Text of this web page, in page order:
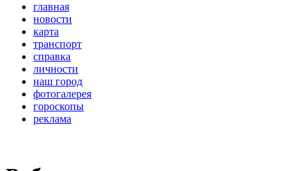
главная
новости
карта
транспорт
справка
личности
наш город
фотогалерея
гороскопы
реклама